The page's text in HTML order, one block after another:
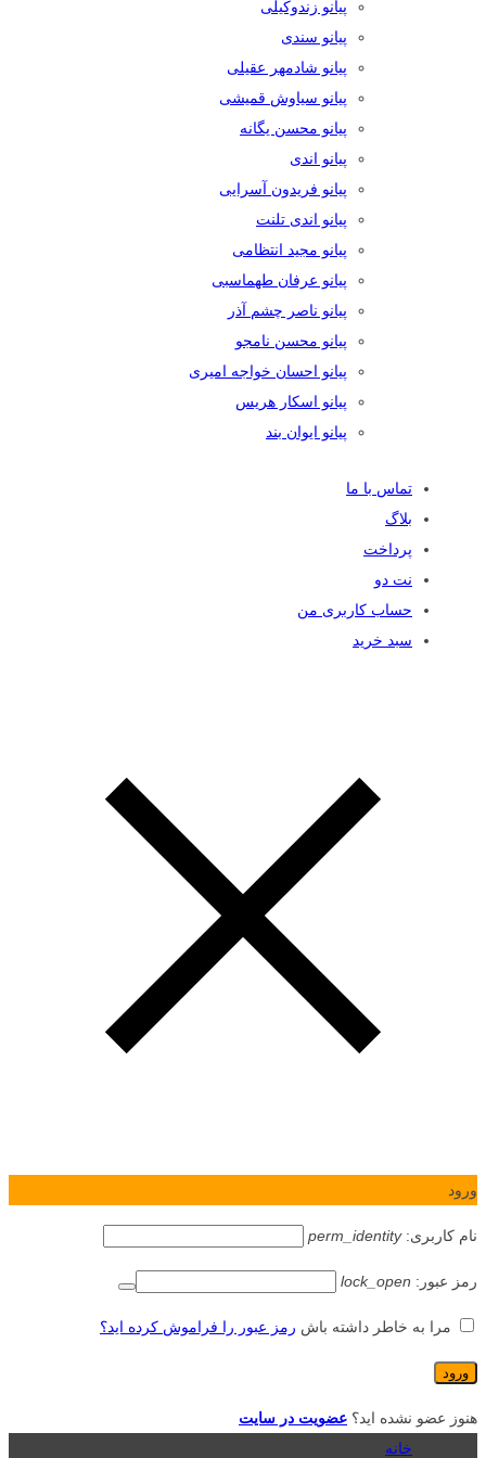
پیانو زندوکیلی
پیانو سندی
پیانو شادمهر عقیلی
پیانو سیاوش قمیشی
پیانو محسن یگانه
پیانو اندی
پیانو فریدون آسرایی
پیانو اندی تلنت
پیانو مجید انتظامی
پیانو عرفان طهماسبی
پیانو ناصر چشم آذر
پیانو محسن نامجو
پیانو احسان خواجه امیری
پیانو اسکار هریس
پیانو ایوان بند
تماس با ما
بلاگ
پرداخت
نت دو
حساب کاربری من
سبد خرید
ورود
نام کاربری:perm_identity
رمز عبور: lock_open
مرا به خاطر داشته باش رمز عبور را فراموش کرده اید؟
هنوز عضو نشده اید؟ عضویت در سایت
خانه